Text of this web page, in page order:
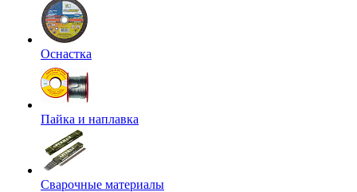
Оснастка
Пайка и наплавка
Сварочные материалы